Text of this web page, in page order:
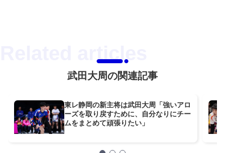
武田大周の関連記事
東レ静岡の新主将は武田大周「強いアロ
ーズを取り戻すために、自分なりにチー
ムをまとめて頑張りたい」